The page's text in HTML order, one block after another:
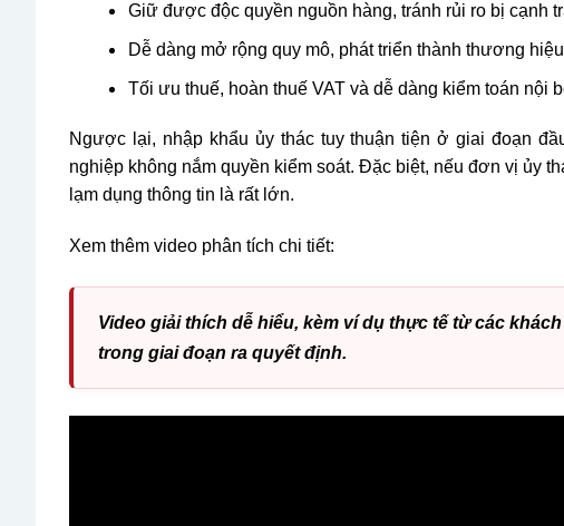
Giữ được độc quyền nguồn hàng, tránh rủi ro bị cạnh
Dễ dàng mở rộng quy mô, phát triển thành thương
Tối ưu thuế, hoàn thuế VAT và dễ dàng kiểm toán nội
Ngược lại, nhập khẩu ủy thác tuy thuận tiện ở giai đoạn
nghiệp không nắm quyền kiểm soát. Đặc biệt, nếu đơn vị ủy
lạm dụng thông tin là rất lớn.
Xem thêm video phân tích chi tiết:
Video giải thích dễ hiểu, kèm ví dụ thực tế từ các
trong giai đoạn ra quyết định.